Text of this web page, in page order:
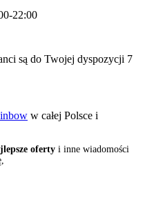
22:00
są do Twojej dyspozycji 7
w całej Polsce i
oferty i inne wiadomości